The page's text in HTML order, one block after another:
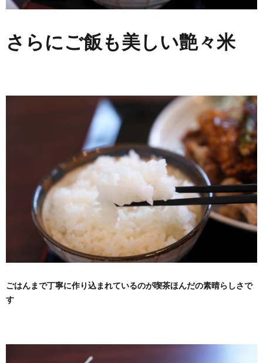
さらにご飯も美しい艶々米
ごはんまで丁寧に作り込まれているのが喫茶ほんだの素晴らしさで
す